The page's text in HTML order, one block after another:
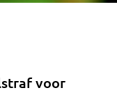
voor